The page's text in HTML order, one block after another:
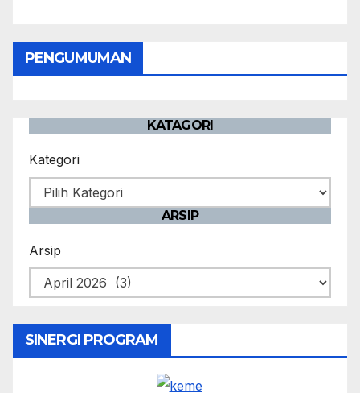
PENGUMUMAN
KATAGORI
Kategori
ARSIP
Arsip
SINERGI PROGRAM